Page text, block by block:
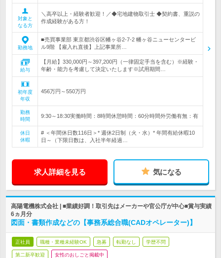
対象と
なる方
＼高卒以上・経験者歓迎！／◆宅地建物取引士 ◆契約書、重説の
作成経験がある方！
勤務地
■売買事業部 東京都渋谷区幡ヶ谷2-7-2 幡ヶ谷ニューセンタービ
ル9階 【雇入れ直後】上記事業所…
給与
【月給】330,000円～397,200円（一律固定手当を含む）※経験・
年齢・能力を考慮して決定いたします※試用期間…
初年度
年収
456万円～550万円
勤務
時間
9:30～18:30実働時間：8時間休憩時間：60分時間外労働有無：有
休日
休暇
# ＜年間休日数116日＞* 週休2日制（火・水）* 年間有給休暇10
日～（下限日数は、入社半年経過…
求人詳細を見る 気になる
高陽電機株式会社 | ■業績好調！取引先はメーカーや官公庁が中心■賞与実績
6ヵ月分
図面・書類作成などの【事務系総合職(CADオペレーター)】
正社員 職種・業種未経験OK 急募 転勤なし 学歴不問
第二新卒歓迎 女性のおしごと掲載中